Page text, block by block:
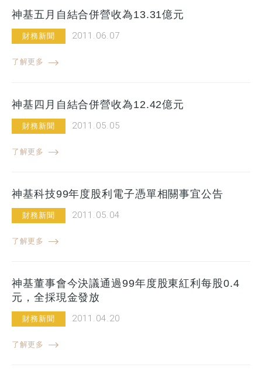
神基五月自結合併營收為13.31億元
財務新聞 2011.06.07
了解更多
神基四月自結合併營收為12.42億元
財務新聞 2011.05.05
了解更多
神基科技99年度股利電子憑單相關事宜公告
財務新聞 2011.05.04
了解更多
神基董事會今決議通過99年度股東紅利每股0.4
元，全採現金發放
財務新聞 2011.04.20
了解更多